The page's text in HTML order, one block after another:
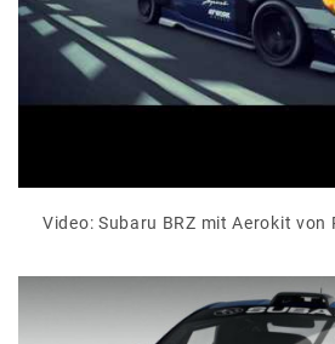
Video: Subaru BRZ mit Aerokit von